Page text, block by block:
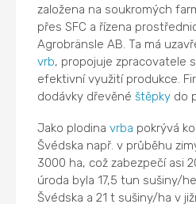
založena na soukromých
přes SFC a řízena
Agrobränsle AB. Ta má
vrb, propojuje zpracovatele
efektivní využití produkce.
dodávky dřevěnéštěpky do
Jako plodinavrba pokrývá
Švédska např. v průběhu
3000 ha, což zabezpečí asi
úroda byla 17,5 tun sušiny/
Švédska a 21 t sušiny/ha v